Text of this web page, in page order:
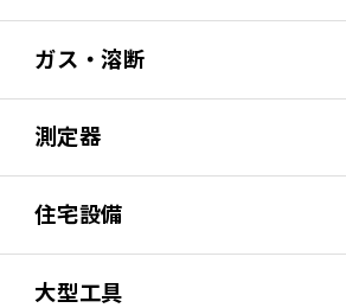
ガス・溶断
測定器
住宅設備
大型工具